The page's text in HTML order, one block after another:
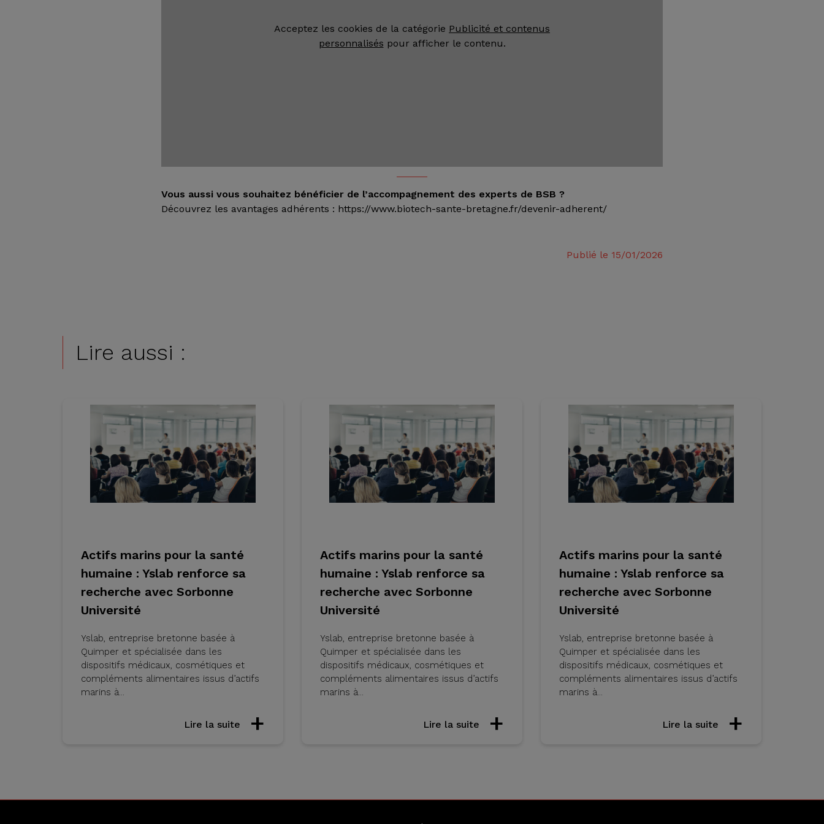
Acceptez les cookies de la catégorie Publicité et contenus
personnalisés pour afficher le contenu.
Vous aussi vous souhaitez bénéficier de l’accompagnement des experts de BSB ?
Découvrez les avantages adhérents : https://www.biotech-sante-bretagne.fr/devenir-adherent/
Publié le 15/01/2026
Lire aussi :
Actifs marins pour la santé
humaine : Yslab renforce sa
recherche avec Sorbonne
Université
Yslab, entreprise bretonne basée à
Quimper et spécialisée dans les
dispositifs médicaux, cosmétiques et
compléments alimentaires issus d’actifs
marins à...
Lire la suite
Actifs marins pour la santé
humaine : Yslab renforce sa
recherche avec Sorbonne
Université
Yslab, entreprise bretonne basée à
Quimper et spécialisée dans les
dispositifs médicaux, cosmétiques et
compléments alimentaires issus d’actifs
marins à...
Lire la suite
Actifs marins pour la santé
humaine : Yslab renforce sa
recherche avec Sorbonne
Université
Yslab, entreprise bretonne basée à
Quimper et spécialisée dans les
dispositifs médicaux, cosmétiques et
compléments alimentaires issus d’actifs
marins à...
Lire la suite